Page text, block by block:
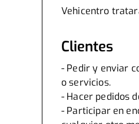
Vehicentro
Clientes
- Pedir y enviar
o servicios.
- Hacer pedidos
- Participar en